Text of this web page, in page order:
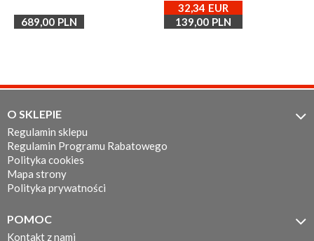
689,00 PLN
32,34 EUR
139,00 PLN
O SKLEPIE 
Regulamin sklepu
Regulamin Programu Rabatowego
Polityka cookies
Mapa strony
Polityka prywatności
POMOC 
Kontakt z nami